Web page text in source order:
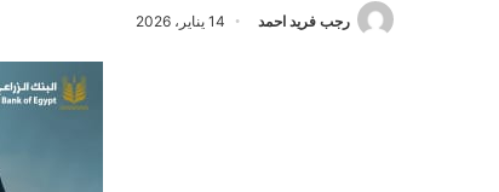
رجب فريد احمد 14 يناير، 2026